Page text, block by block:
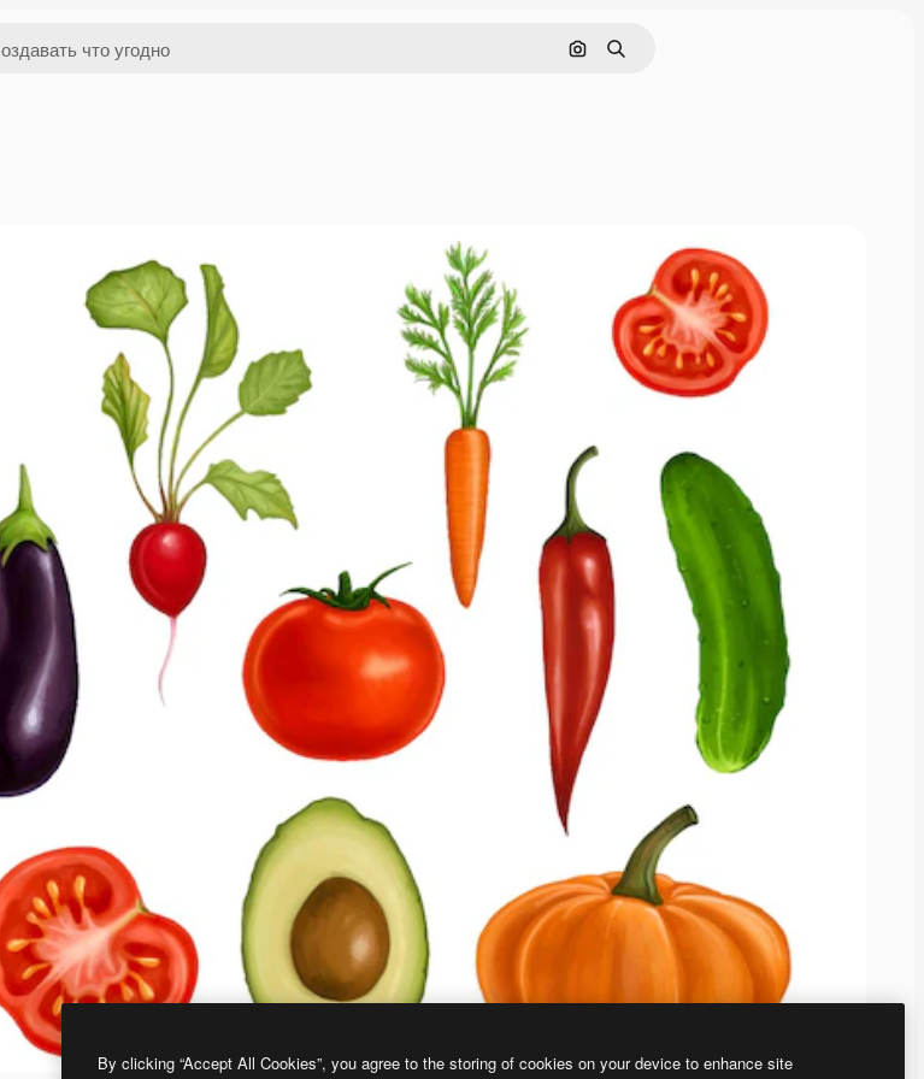
Поиск по изображению
Поиск
By clicking “Accept All Cookies”, you agree to the storing of cookies on your device to enhance site